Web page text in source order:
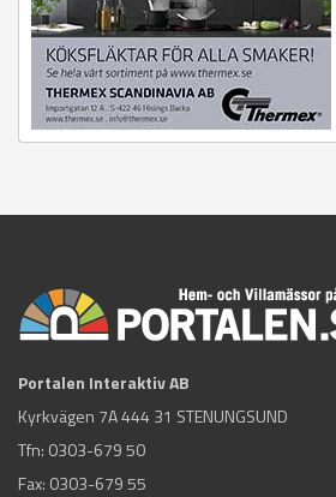
Portalen Interaktiv AB
Kyrkvägen 7A 444 31 STENUNGSUND
Tfn: 0303-679 50
Fax: 0303-679 55